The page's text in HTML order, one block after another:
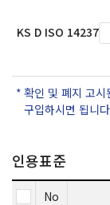
KS D ISO 14237
확인 및 폐지 고
구입하시면 됩니
인용표준
No